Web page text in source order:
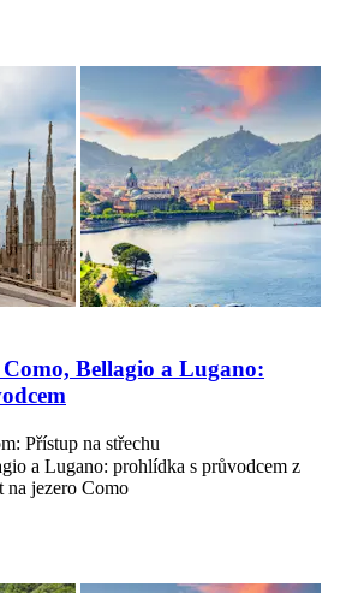
Bellagio a Lugano:
Přístup na střechu
a Lugano: prohlídka s průvodcem z
na jezero Como